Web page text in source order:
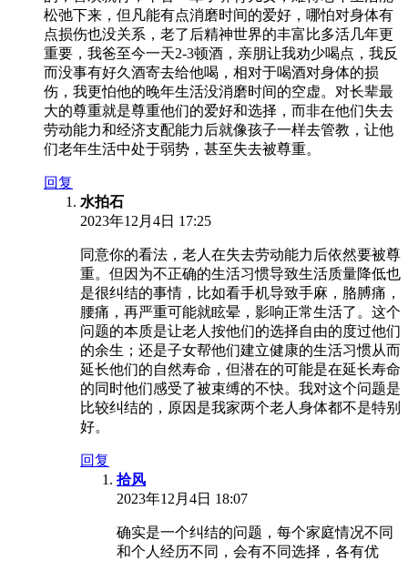
松弛下来，但凡能有点消磨时间的爱好，哪怕对身体有
点损伤也没关系，老了后精神世界的丰富比多活几年更
重要，我爸至今一天2-3顿酒，亲朋让我劝少喝点，我反
而没事有好久酒寄去给他喝，相对于喝酒对身体的损
伤，我更怕他的晚年生活没消磨时间的空虚。对长辈最
大的尊重就是尊重他们的爱好和选择，而非在他们失去
劳动能力和经济支配能力后就像孩子一样去管教，让他
们老年生活中处于弱势，甚至失去被尊重。
回复
水拍石
2023年12月4日 17:25
同意你的看法，老人在失去劳动能力后依然要被尊
重。但因为不正确的生活习惯导致生活质量降低也
是很纠结的事情，比如看手机导致手麻，胳膊痛，
腰痛，再严重可能就眩晕，影响正常生活了。这个
问题的本质是让老人按他们的选择自由的度过他们
的余生；还是子女帮他们建立健康的生活习惯从而
延长他们的自然寿命，但潜在的可能是在延长寿命
的同时他们感受了被束缚的不快。我对这个问题是
比较纠结的，原因是我家两个老人身体都不是特别
好。
回复
拾风
2023年12月4日 18:07
确实是一个纠结的问题，每个家庭情况不同
和个人经历不同，会有不同选择，各有优